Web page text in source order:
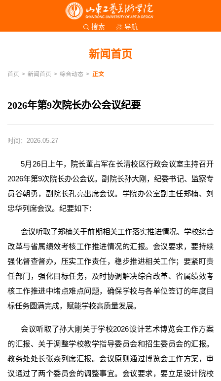
搜索 导航
新闻首页
首页 > 新闻首页 > 综合动态 > 正文
2026年第9次院长办公会议纪要
时间：2026.05.27
5月26日上午，院长董占军在长清校区行政会议室主持召开
2026年第9次院长办公会议。副院长孙大刚，纪委书记、监察专
员谷朝勇，副院长孔亮出席会议。学院办公室副主任郑楠、刘
忠华列席会议。纪要如下：
会议听取了郑楠关于前期相关工作落实推进情况、学校综合
改革与省属绩效考核工作推进情况的汇报。会议要求，要持续
强化督查督办，压实工作责任，稳步推进相关工作；要紧盯责
任部门，强化目标任务，及时协调解决综合改革、省属绩效考
核工作推进中堵点难点问题，确保学校与各单位签订的年度目
标任务圆满完成，赋能学校高质量发展。
会议听取了孙大刚关于学校2026设计艺术博览会工作方案
的汇报、关于调整学校教学指导委员会和招生委员会的汇报。
教务处处长张焱列席汇报。会议原则通过博览会工作方案，审
议通过了两个委员会的调整事宜。会议要求，要立足设计院校